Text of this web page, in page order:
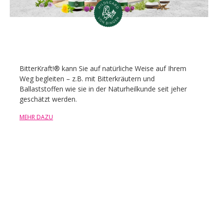
BitterKraft!® kann Sie auf natürliche Weise auf Ihrem
Weg begleiten – z.B. mit Bitterkräutern und
Ballaststoffen wie sie in der Naturheilkunde seit jeher
geschätzt werden.
MEHR DAZU